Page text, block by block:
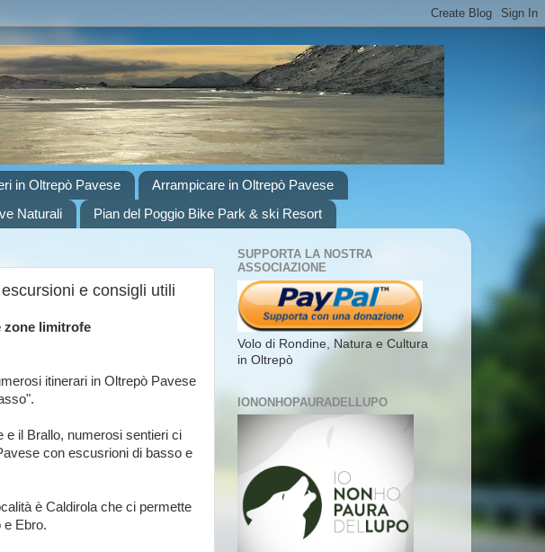
in Oltrepò Pavese
Arrampicare in Oltrepò Pavese
Naturali Pian del Poggio Bike Park & ski Resort
e consigli utili
zone limitrofe
itinerari in Oltrepò Pavese
e il Brallo, numerosi sentieri ci
con escusrioni di basso e
è Caldirola che ci permette
e Ebro.
SUPPORTA LA NOSTRA
ASSOCIAZIONE
Volo di Rondine, Natura e Cultura
in Oltrepò
IONONHOPAURADELLUPO